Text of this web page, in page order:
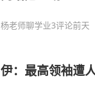
杨老师聊学业3评论前天
伊：最高领袖遭